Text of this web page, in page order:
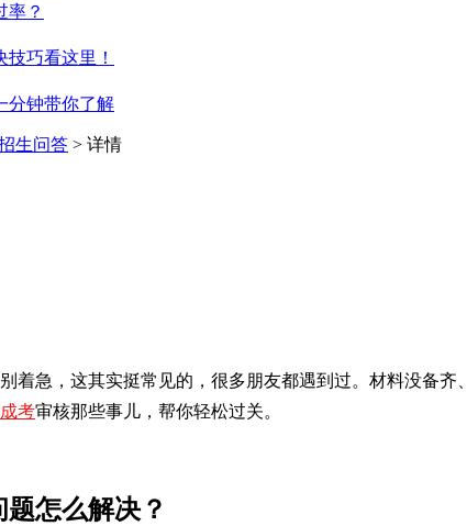
率？
巧看这里！
分钟带你了解
生问答 > 详情
着急，这其实挺常见的，很多朋友都遇到过。材料没备
考审核那些事儿，帮你轻松过关。
怎么解决？